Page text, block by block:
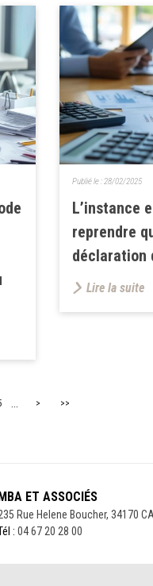
L’instance
reprendre
déclaration
Publié le :28/02/2025
Lire la suite
... > >>
ET ASSOCIÉS
Rue Helene Boucher, 34170
: 04 67 20 28 00